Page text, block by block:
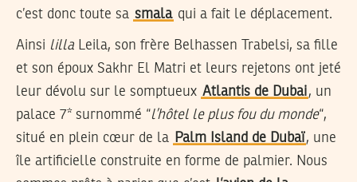
c’est donc toute sa smala qui a fait le déplacement.
Ainsi lilla Leila, son frère Belhassen Trabelsi, sa fille
et son époux Sakhr El Matri et leurs rejetons ont jeté
leur dévolu sur le somptueux Atlantis de Dubai, un
palace 7* surnommé “l’hôtel le plus fou du monde“,
situé en plein cœur de la Palm Island de Dubaï, une
île artificielle construite en forme de palmier. Nous